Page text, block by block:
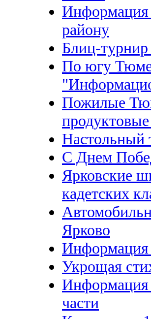
району
Блиц-
По югу
Пожилые
Настольный
С Днем
Ярковские
кадетских
Ярково
Информация
Укрощая
Информация
части